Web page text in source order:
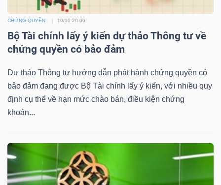
CHỨNG QUYỀN 10/10 20:00
Bộ Tài chính lấy ý kiến dự thảo Thông tư về
chứng quyền có bảo đảm
Dự thảo Thông tư hướng dẫn phát hành chứng quyền có
bảo đảm đang được Bộ Tài chính lấy ý kiến, với nhiều quy
định cụ thể về hạn mức chào bán, điều kiện chứng
khoán...
DÙNG
YẾU
SÓC